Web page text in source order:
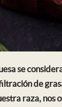
se
de
raza, nos